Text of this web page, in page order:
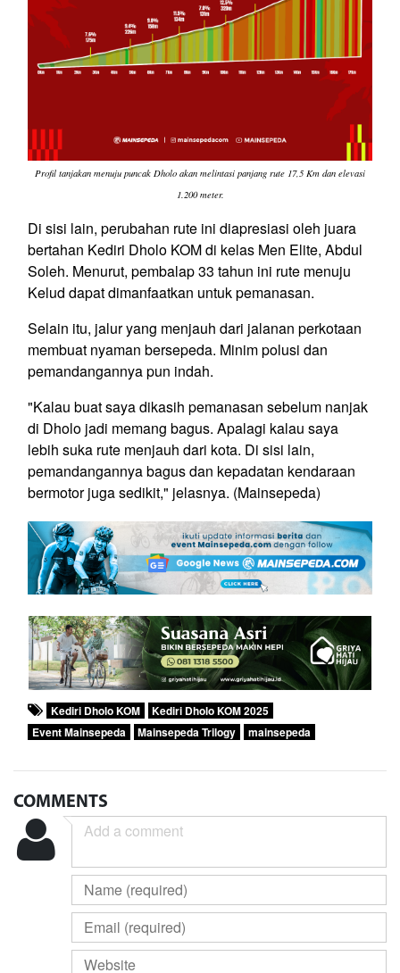
Profil tanjakan menuju puncak Dholo akan melintasi panjang rute 17,5 Km dan elevasi
1.200 meter.
Di sisi lain, perubahan rute ini diapresiasi oleh juara
bertahan Kediri Dholo KOM di kelas Men Elite, Abdul
Soleh. Menurut, pembalap 33 tahun ini rute menuju
Kelud dapat dimanfaatkan untuk pemanasan.
Selain itu, jalur yang menjauh dari jalanan perkotaan
membuat nyaman bersepeda. Minim polusi dan
pemandangannya pun indah.
"Kalau buat saya dikasih pemanasan sebelum nanjak
di Dholo jadi memang bagus. Apalagi kalau saya
lebih suka rute menjauh dari kota. Di sisi lain,
pemandangannya bagus dan kepadatan kendaraan
bermotor juga sedikit," jelasnya. (Mainsepeda)
Kediri Dholo KOM
Kediri Dholo KOM 2025
Event Mainsepeda
Mainsepeda Trilogy mainsepeda
COMMENTS